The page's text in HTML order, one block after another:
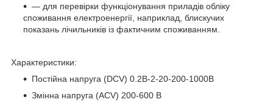
— для перевірки функціонування приладів обліку
споживання електроенергії, наприклад, блискучих
показань лічильників із фактичним споживанням.
Характеристики:
Постійна напруга (DCV) 0.2В-2-20-200-1000В
Змінна напруга (ACV) 200-600 В